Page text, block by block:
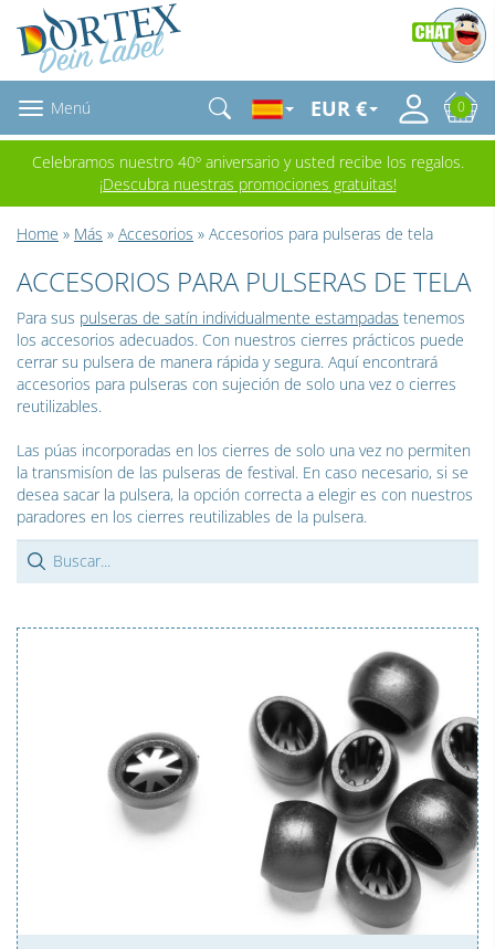
Menú EUR € 0
Celebramos nuestro 40º aniversario y usted recibe los regalos.
¡Descubra nuestras promociones gratuitas!
Home » Más » Accesorios » Accesorios para pulseras de tela
ACCESORIOS PARA PULSERAS DE TELA
Para sus pulseras de satín individualmente estampadas tenemos
los accesorios adecuados. Con nuestros cierres prácticos puede
cerrar su pulsera de manera rápida y segura. Aquí encontrará
accesorios para pulseras con sujeción de solo una vez o cierres
reutilizables.
Las púas incorporadas en los cierres de solo una vez no permiten
la transmisíon de las pulseras de festival. En caso necesario, si se
desea sacar la pulsera, la opción correcta a elegir es con nuestros
paradores en los cierres reutilizables de la pulsera.